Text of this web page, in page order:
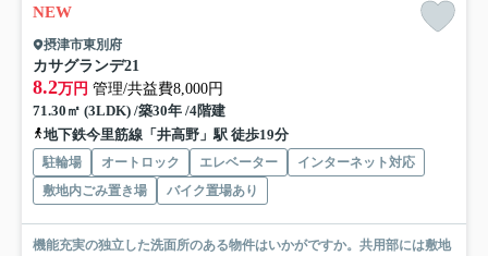
NEW
摂津市東別府
カサグランデ21
8.2万円 管理/共益費8,000円
71.30㎡ (3LDK) /築30年 /4階建
地下鉄今里筋線「井高野」駅 徒歩19分
駐輪場 オートロック エレベーター
インターネット対応
敷地内ごみ置き場
バイク置場あり
機能充実の独立した洗面所のある物件はいかがですか。共用部には敷地